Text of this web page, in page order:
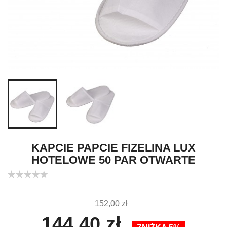
KAPCIE PAPCIE FIZELINA LUX
HOTELOWE 50 PAR OTWARTE
152,00 zł